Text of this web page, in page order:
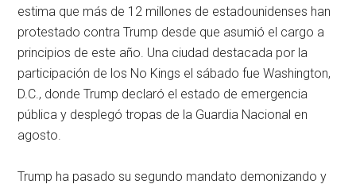
estima que más de 12 millones de estadounidenses han
protestado contra Trump desde que asumió el cargo a
principios de este año. Una ciudad destacada por la
participación de los No Kings el sábado fue Washington,
D.C., donde Trump declaró el estado de emergencia
pública y desplegó tropas de la Guardia Nacional en
agosto.
Trump ha pasado su segundo mandato demonizando y